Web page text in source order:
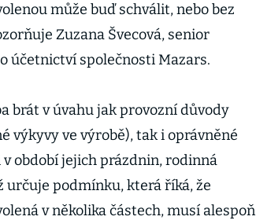
může buď schválit, nebo bez
Zuzana Švecová, senior
účetnictví společnosti Mazars.
brát v úvahu jak provozní důvody
výkyvy ve výrobě), tak i oprávněné
období jejich prázdnin, rodinná
určuje podmínku, která říká, že
v několika částech, musí alespoň